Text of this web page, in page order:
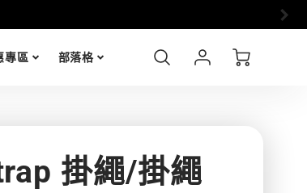
➤全
加入
專區 部落格
Login
掛繩/掛繩